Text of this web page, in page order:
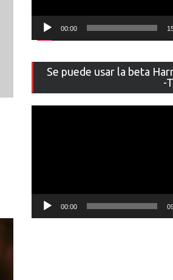
00:00
Se puede usar la beta
-
00:00